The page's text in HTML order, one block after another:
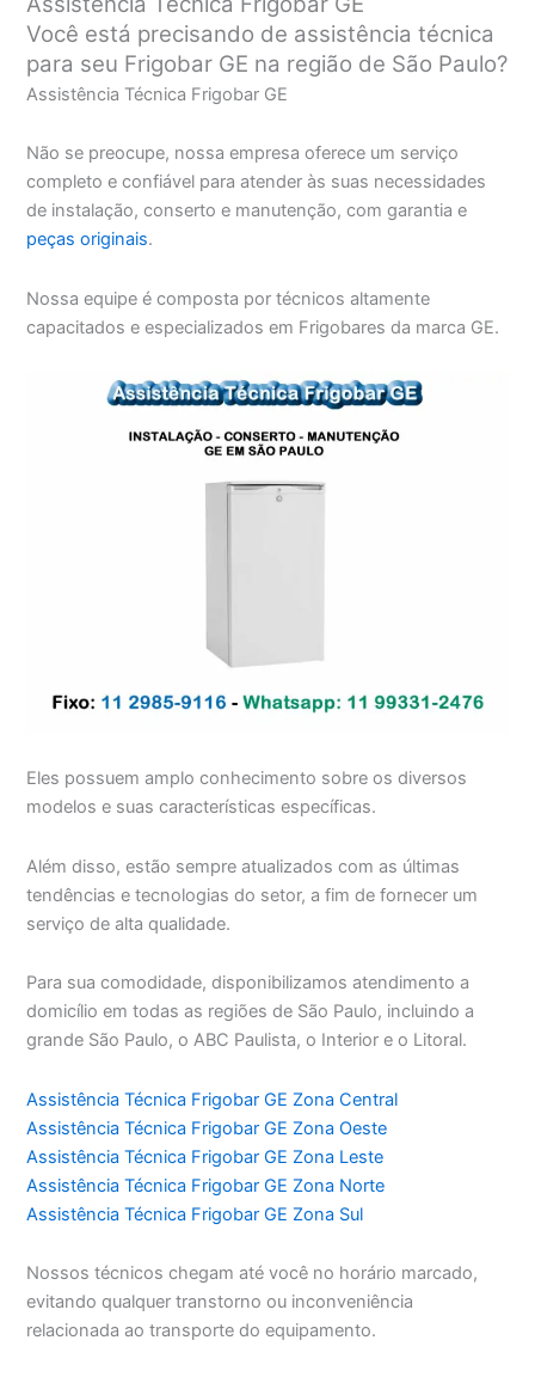
Você está precisando de assistência técnica
para seu Frigobar GE na região de São Paulo?
Assistência Técnica Frigobar GE
Não se preocupe, nossa empresa oferece um serviço
completo e confiável para atender às suas necessidades
de instalação, conserto e manutenção, com garantia e
peças originais.
Nossa equipe é composta por técnicos altamente
capacitados e especializados em Frigobares da marca GE.
Eles possuem amplo conhecimento sobre os diversos
modelos e suas características específicas.
Além disso, estão sempre atualizados com as últimas
tendências e tecnologias do setor, a fim de fornecer um
serviço de alta qualidade.
Para sua comodidade, disponibilizamos atendimento a
domicílio em todas as regiões de São Paulo, incluindo a
grande São Paulo, o ABC Paulista, o Interior e o Litoral.
Assistência Técnica Frigobar GE Zona Central
Assistência Técnica Frigobar GE Zona Oeste
Assistência Técnica Frigobar GE Zona Leste
Assistência Técnica Frigobar GE Zona Norte
Assistência Técnica Frigobar GE Zona Sul
Nossos técnicos chegam até você no horário marcado,
evitando qualquer transtorno ou inconveniência
relacionada ao transporte do equipamento.